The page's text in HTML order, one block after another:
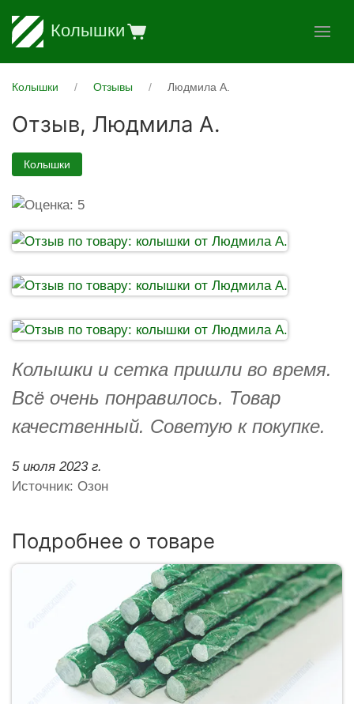
Колышки
Колышки Отзывы Людмила А.
Отзыв, Людмила А.
Колышки
Колышки и сетка пришли во время.
Всё очень понравилось. Товар
качественный. Советую к покупке.
5 июля 2023 г.
Источник: Озон
Подробнее о товаре